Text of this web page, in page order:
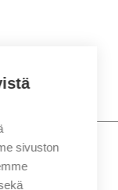
sivuston